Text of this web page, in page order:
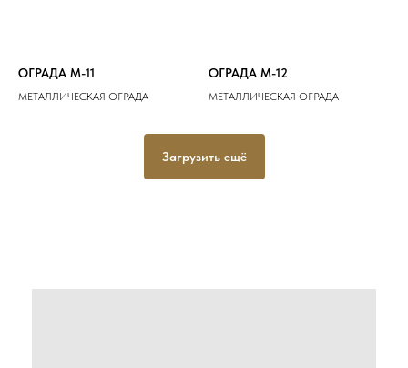
ОГРАДА M-11
МЕТАЛЛИЧЕСКАЯ ОГРАДА
ОГРАДА M-12
МЕТАЛЛИЧЕСКАЯ ОГРАДА
Загрузить ещё